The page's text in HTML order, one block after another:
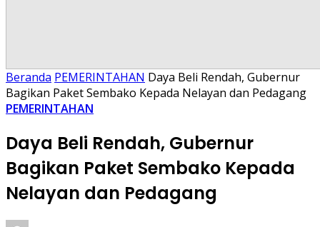
Beranda PEMERINTAHAN Daya Beli Rendah, Gubernur
Bagikan Paket Sembako Kepada Nelayan dan Pedagang
PEMERINTAHAN
Daya Beli Rendah, Gubernur
Bagikan Paket Sembako Kepada
Nelayan dan Pedagang